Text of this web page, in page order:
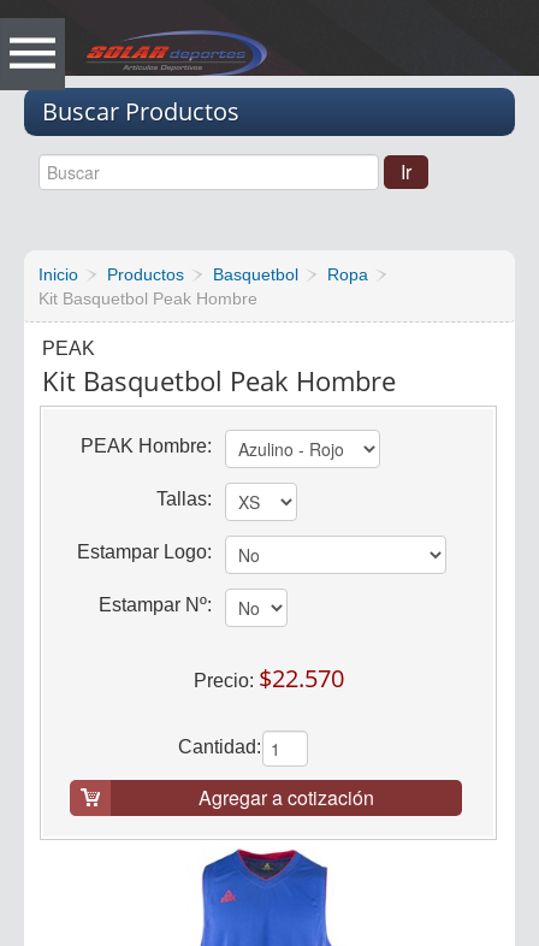
Buscar Productos
Inicio Productos Basquetbol
Ropa
Kit Basquetbol Peak Hombre
PEAK
Kit Basquetbol Peak Hombre
PEAK Hombre:
Tallas:
Estampar Logo:
Estampar Nº:
Precio: $22.570
Cantidad:
Agregar a cotización